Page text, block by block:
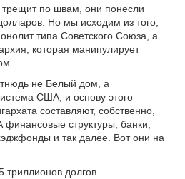
по швам, они понесли
Но мы исходим из того,
типа Советского Союза, а
которая манипулирует
не Белый дом, а
США, и основу этого
составляют, собственно,
структуры, банки,
и так далее. Вот они на
долгов.